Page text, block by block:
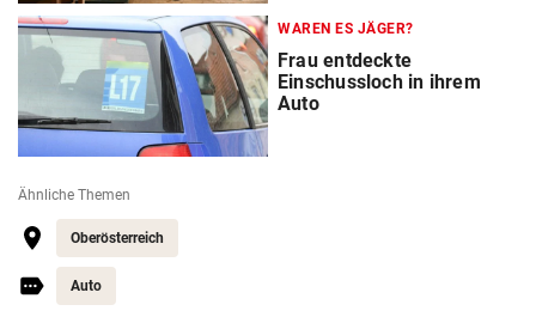
WAREN ES JÄGER?
Frau entdeckte
Einschussloch in ihrem
Auto
Ähnliche Themen
Oberösterreich
Auto